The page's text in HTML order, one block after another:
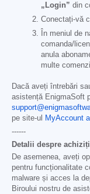
„Login” din
Conectați-vă
În meniul de
comanda/
anula
multe
Dacă aveți întrebări
asistență EnigmaSoft
pe site-ul
MyAccount
------
Detalii despre
De asemenea, aveți
pentru funcționalitate
malware și acces la
Biroului nostru de